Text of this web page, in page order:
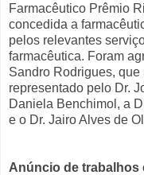
Farmacêutico Prêmio
concedida a
pelos relevantes
farmacêutica. Foram
Sandro Rodrigues,
representado pelo Dr.
Daniela Benchimol, a
e o Dr. Jairo Alves de
Anúncio de